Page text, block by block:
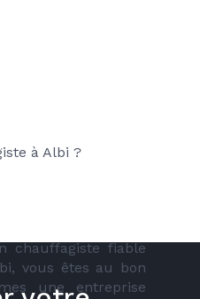
à Albi ?
chauffagiste fiable
vous êtes au bon
une entreprise